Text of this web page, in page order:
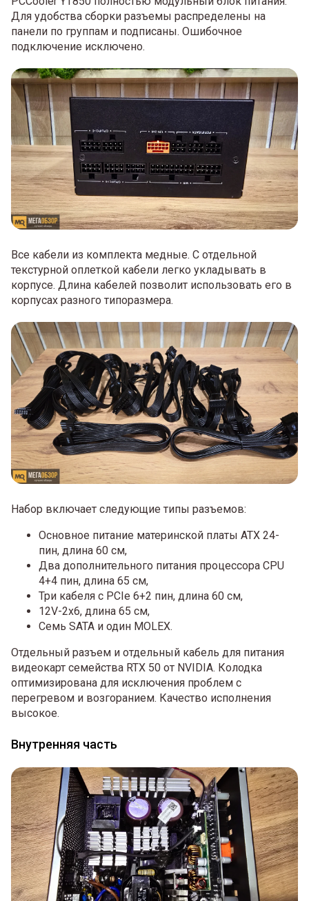
Для удобства сборки разъемы распределены на
панели по группам и подписаны. Ошибочное
подключение исключено.
Все кабели из комплекта медные. С отдельной
текстурной оплеткой кабели легко укладывать в
корпусе. Длина кабелей позволит использовать его в
корпусах разного типоразмера.
Набор включает следующие типы разъемов:
Основное питание материнской платы ATX 24-
пин, длина 60 см,
Два дополнительного питания процессора CPU
4+4 пин, длина 65 см,
Три кабеля с PCIe 6+2 пин, длина 60 см,
12V-2x6, длина 65 см,
Семь SATA и один MOLEX.
Отдельный разъем и отдельный кабель для питания
видеокарт семейства RTX 50 от NVIDIA. Колодка
оптимизирована для исключения проблем с
перегревом и возгоранием. Качество исполнения
высокое.
Внутренняя часть